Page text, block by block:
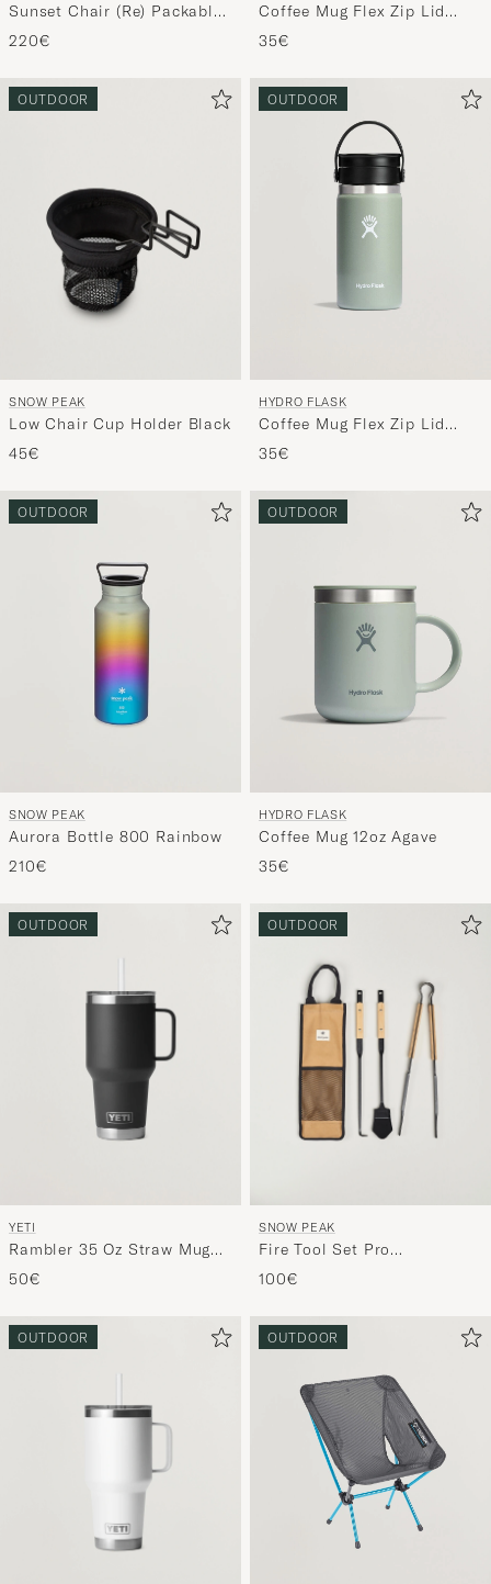
Sunset Chair (Re) Packable
Black
220€
Coffee Mug Flex Zip Lid
12oz Black
35€
OUTDOOR
SNOW PEAK
Low Chair Cup Holder Black
45€
OUTDOOR
HYDRO FLASK
Coffee Mug Flex Zip Lid
12oz Agave
35€
OUTDOOR
SNOW PEAK
Aurora Bottle 800 Rainbow
210€
OUTDOOR
HYDRO FLASK
Coffee Mug 12oz Agave
35€
OUTDOOR
YETI
Rambler 35 Oz Straw Mug
Black
50€
OUTDOOR
SNOW PEAK
Fire Tool Set Pro
Steel/Bamboo
100€
OUTDOOR OUTDOOR